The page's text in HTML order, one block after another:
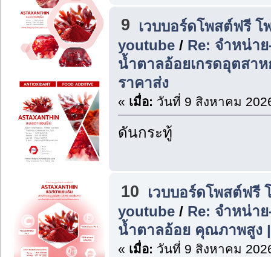
9
เวบบอร์ดโพสต์ฟรี โ
youtube/ Re: จำหน่า
น้ำตาลอ้อยเกรดอุตสา
ราคาส่ง
« เมื่อ: วันที่ 9 สิงหาคม
ดันกระทู้
10
เวบบอร์ดโพสต์ฟรี
youtube/ Re: จำหน่า
น้ำตาลอ้อย คุณภาพสูง
« เมื่อ: วันที่ 9 สิงหาคม